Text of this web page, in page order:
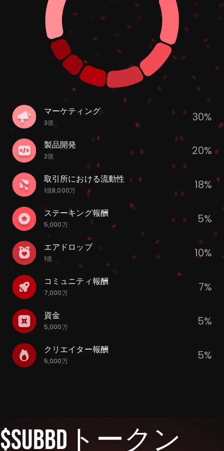
マーケティング
3億 30%
製品開発
2億 20%
取引所における流動性
1億8,000万 18%
ステーキング報酬
5,000万 5%
エアドロップ
1億 10%
コミュニティ報酬
7,000万 7%
資金
5,000万 5%
クリエイター報酬
5,000万 5%
$SUBBDトークン